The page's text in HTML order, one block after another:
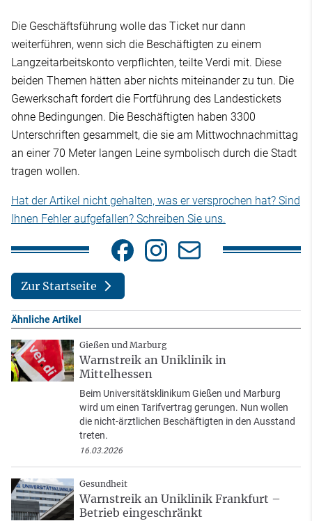
Die Geschäftsführung wolle das Ticket nur dann
weiterführen, wenn sich die Beschäftigten zu einem
Langzeitarbeitskonto verpflichten, teilte Verdi mit. Diese
beiden Themen hätten aber nichts miteinander zu tun. Die
Gewerkschaft fordert die Fortführung des Landestickets
ohne Bedingungen. Die Beschäftigten haben 3300
Unterschriften gesammelt, die sie am Mittwochnachmittag
an einer 70 Meter langen Leine symbolisch durch die Stadt
tragen wollen.
Hat der Artikel nicht gehalten, was er versprochen hat? Sind
Ihnen Fehler aufgefallen? Schreiben Sie uns.
Zur Startseite
Ähnliche Artikel
Gießen und Marburg
Warnstreik an Uniklinik in
Mittelhessen
Beim Universitätsklinikum Gießen und Marburg
wird um einen Tarifvertrag gerungen. Nun wollen
die nicht-ärztlichen Beschäftigten in den Ausstand
treten.
16.03.2026
Gesundheit
Warnstreik an Uniklinik Frankfurt –
Betrieb eingeschränkt